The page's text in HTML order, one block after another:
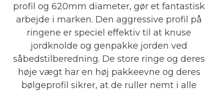
profil og 620mm diameter, gør et fantastisk
arbejde i marken. Den aggressive profil på
ringene er speciel effektiv til at knuse
jordknolde og genpakke jorden ved
såbedstilberedning. De store ringe og deres
høje vægt har en høj pakkeevne og deres
bølgeprofil sikrer, at de ruller nemt i alle